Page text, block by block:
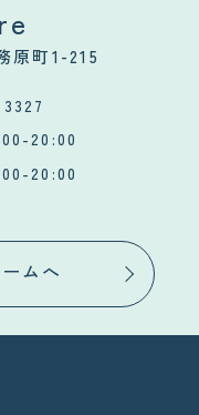
原町1-215
20:00
20:00
ムへ